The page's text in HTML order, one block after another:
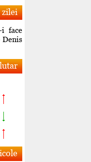
zilei
face